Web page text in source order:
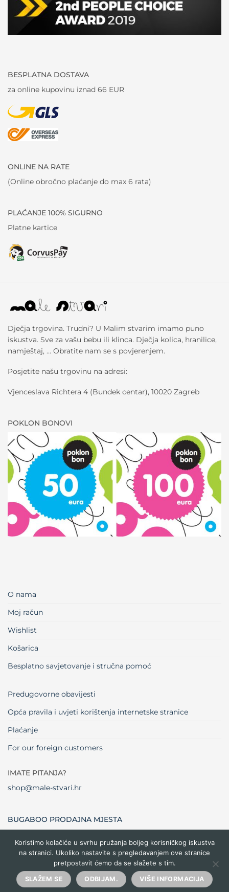
BESPLATNA DOSTAVA
za online kupovinu iznad 66 EUR
ONLINE NA RATE
(Online obročno plaćanje do max 6 rata)
PLAĆANJE 100% SIGURNO
Platne kartice
Dječja trgovina. Trudni? U Malim stvarim imamo puno
iskustva. Sve za vašu bebu ili klinca. Dječja kolica, hranilice,
namještaj, … Obratite nam se s povjerenjem.
Posjetite našu trgovinu na adresi:
Vjenceslava Richtera 4 (Bundek centar), 10020 Zagreb
POKLON BONOVI
O nama
Moj račun
Wishlist
Košarica
Besplatno savjetovanje i stručna pomoć
Predugovorne obavijesti
Opća pravila i uvjeti korištenja internetske stranice
Plaćanje
For our foreign customers
IMATE PITANJA?
shop@male-stvari.hr
BUGABOO PRODAJNA MJESTA
Visa MasterCardMaestro Dinners
Club
Credit
Card
Cash
Delivery
Copyright 2026 ©Male stvari
Koristimo kolačiće u svrhu pružanja boljeg korisničkog iskustva
na stranici. Ukoliko nastavite s pregledavanjem ove stranice
pretpostavit ćemo da se slažete s tim.
SLAŽEM SE ODBIJAM. VIŠE INFORMACIJA